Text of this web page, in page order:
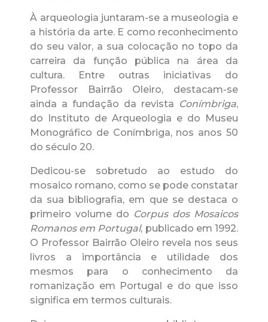
À arqueologia juntaram-se a museologia e
a história da arte. E como reconhecimento
do seu valor, a sua colocação no topo da
carreira da função pública na área da
cultura. Entre outras iniciativas do
Professor Bairrão Oleiro, destacam-se
ainda a fundação da revista Conímbriga,
do Instituto de Arqueologia e do Museu
Monográfico de Conímbriga, nos anos 50
do século 20.
Dedicou-se sobretudo ao estudo do
mosaico romano, como se pode constatar
da sua bibliografia, em que se destaca o
primeiro volume do Corpus dos Mosaicos
Romanos em Portugal, publicado em 1992.
O Professor Bairrão Oleiro revela nos seus
livros a importância e utilidade dos
mesmos para o conhecimento da
romanização em Portugal e do que isso
significa em termos culturais.